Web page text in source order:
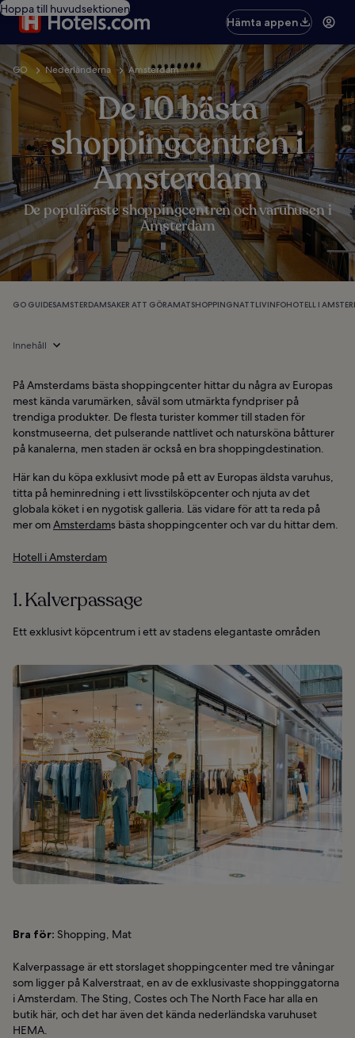
Hoppa till huvudsektionen
Hämta appen
GO Nederländerna Amsterdam
De 10 bästa
shoppingcentren i
Amsterdam
De populäraste shoppingcentren och varuhusen i
Amsterdam
GO GUIDESAMSTERDAMSAKER ATT GÖRAMATSHOPPINGNATTLIVINFOHOTELL I
Innehåll
På Amsterdams bästa shoppingcenter hittar du några av Europas
mest kända varumärken, såväl som utmärkta fyndpriser på
trendiga produkter. De flesta turister kommer till staden för
konstmuseerna, det pulserande nattlivet och natursköna båtturer
på kanalerna, men staden är också en bra shoppingdestination.
Här kan du köpa exklusivt mode på ett av Europas äldsta varuhus,
titta på heminredning i ett livsstilsköpcenter och njuta av det
globala köket i en nygotisk galleria. Läs vidare för att ta reda på
mer omAmsterdams bästa shoppingcenter och var du hittar dem.
Hotell i Amsterdam
1. Kalverpassage
Ett exklusivt köpcentrum i ett av stadens elegantaste områden
Bra för: Shopping, Mat
Kalverpassage är ett storslaget shoppingcenter med tre våningar
som ligger på Kalverstraat, en av de exklusivaste shoppinggatorna
i Amsterdam. The Sting, Costes och The North Face har alla en
butik här, och det har även det kända nederländska varuhuset
HEMA.